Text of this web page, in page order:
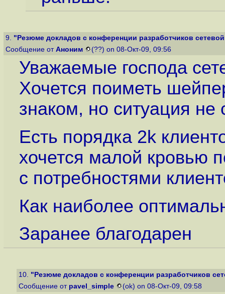
9. "Резюме докладов с конференции разработчиков
Сообщение от Аноним (??) on 08-Окт-09, 09:56
Уважаемые господа
Хочется поиметь
знаком, но ситуация не
Есть порядка 2k
хочется малой кровью
с потребностями
Как наиболее
Заранее благодарен
10. "Резюме докладов с конференции разработчиков
Сообщение от pavel_simple (ok) on 08-Окт-09, 09:58